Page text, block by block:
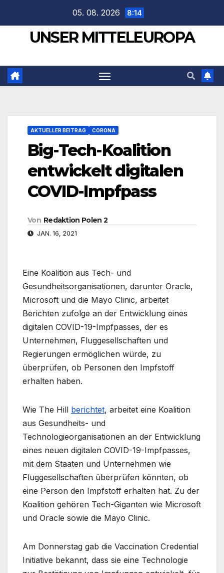
springen
05. 08. 2026 8:14
UNSER MITTELEUROPA
AKTUELLER BEITRAG CORONA
Big-Tech-Koalition
entwickelt digitalen
COVID-Impfpass
Von Redaktion Polen 2
JAN. 16, 2021
Eine Koalition aus Tech- und
Gesundheitsorganisationen, darunter Oracle,
Microsoft und die Mayo Clinic, arbeitet
Berichten zufolge an der Entwicklung eines
digitalen COVID-19-Impfpasses, der es
Unternehmen, Fluggesellschaften und
Regierungen ermöglichen würde, zu
überprüfen, ob Personen den Impfstoff
erhalten haben.
Wie The Hill berichtet, arbeitet eine Koalition
aus Gesundheits- und
Technologieorganisationen an der Entwicklung
eines neuen digitalen COVID-19-Impfpasses,
mit dem Staaten und Unternehmen wie
Fluggesellschaften überprüfen könnten, ob
eine Person den Impfstoff erhalten hat. Zu der
Koalition gehören Tech-Giganten wie Microsoft
und Oracle sowie die Mayo Clinic.
Am Donnerstag gab die Vaccination Credential
Initiative bekannt, dass sie eine Technologie